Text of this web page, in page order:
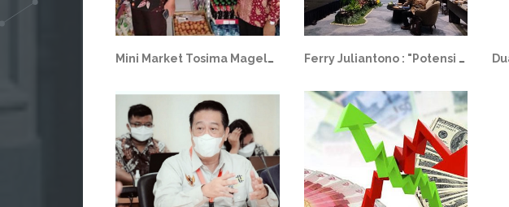
Mini Market Tosima Magelang Ferry Juliantono : "Potensi Besar Koperasi Sebagai Penggerak Ekonomi Nasional"